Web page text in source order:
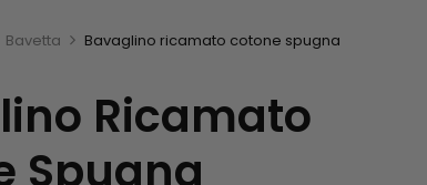
Bavetta
Bavaglino ricamato cotone spugna
Ricamato
Spugna